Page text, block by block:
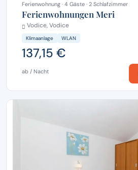
Ferienwohnung · 4 Gäste · 2 Schlafzimmer
Ferienwohnungen Meri
Vodice, Vodice
Klimaanlage WLAN
137,15 €
ab / Nacht